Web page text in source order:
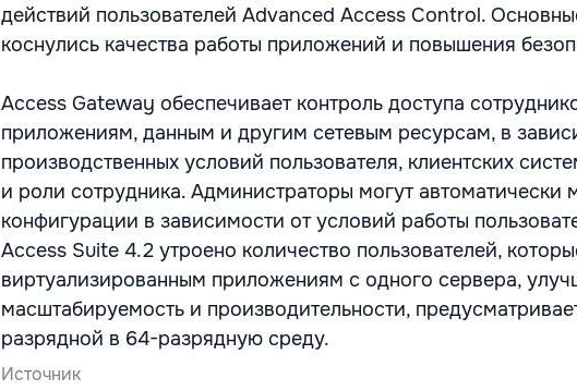
действий пользователей Advanced Access Control.
коснулись качества работы приложений и повышения
Access Gateway обеспечивает контроль доступа
приложениям, данным и другим сетевым ресурсам, в
производственных условий пользователя, клиентских
и роли сотрудника. Администраторы могут автоматически
конфигурации в зависимости от условий работы
Access Suite 4.2 утроено количество пользователей,
виртуализированным приложениям с одного сервера,
масштабируемость и производительности,
разрядной в 64-разрядную среду.
Источник